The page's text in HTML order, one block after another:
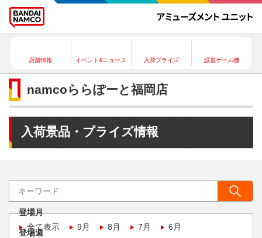
店舗情報 イベント&ニュース 入荷プライズ 設置ゲーム機
namcoららぽーと福岡店
入荷景品・プライズ情報
登場月
全て表示
9月 8月 7月 6月
登場週